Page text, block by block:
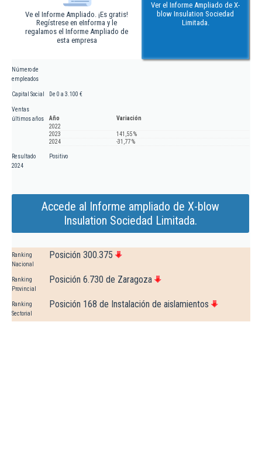
Ve el Informe Ampliado. ¡Es gratis!
Regístrese en eInforma y le
regalamos el Informe Ampliado de
esta empresa
Ver el Informe Ampliado de X-
blow Insulation Sociedad
Limitada.
Número de
empleados
Capital Social De 0 a 3.100 €
Ventas
últimos años
Año
Variación
2022
2023
141,55 %
2024
-31,77 %
Resultado
2024
Positivo
Accede al Informe ampliado de X-blow
Insulation Sociedad Limitada.
Ranking
Nacional
Posición 300.375
Ranking
Provincial
Posición 6.730 de Zaragoza
Ranking
Sectorial
Posición 168 de Instalación de aislamientos